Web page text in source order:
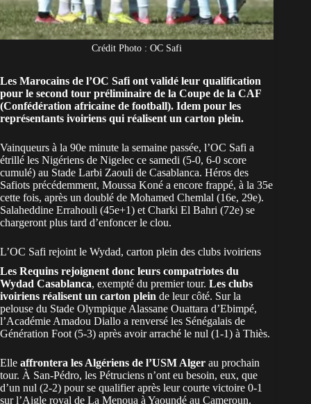
Crédit Photo : OC Safi
Les Marocains de l’OC Safi ont validé leur qualification
pour le second tour préliminaire de la Coupe de la CAF
(Confédération africaine de football). Idem pour les
représentants ivoiriens qui réalisent un carton plein.
Vainqueurs à la 90e minute la semaine passée, l’OC Safi a
étrillé les Nigériens de Nigelec ce samedi (5-0, 6-0 score
cumulé) au Stade Larbi Zaouli de Casablanca. Héros des
Safiots précédemment, Moussa Koné a encore frappé, à la 35e
cette fois, après un doublé de Mohamed Chemlal (16e, 29e).
Salaheddine Errahouli (45e+1) et Charki El Bahri (72e) se
chargeront plus tard d’enfoncer le clou.
L’OC Safi rejoint le Wydad, carton plein des clubs ivoiriens
Les Requins rejoignent donc leurs compatriotes du
Wydad Casablanca, exempté du premier tour. Les clubs
ivoiriens réalisent un carton plein de leur côté. Sur la
pelouse du Stade Olympique Alassane Ouattara d’Ebimpé,
l’Académie Amadou Diallo a renversé les Sénégalais de
Génération Foot (5-3) après avoir arraché le nul (1-1) à Thiès.
Elle affrontera les Algériens de l’USM Alger au prochain
tour. À San-Pédro, les Pétruciens n’ont eu besoin, eux, que
d’un nul (2-2) pour se qualifier après leur courte victoire 0-1
sur l’Aigle royal de La Menoua à Yaoundé au Cameroun.